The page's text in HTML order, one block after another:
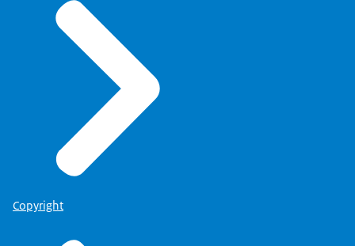
Copyright